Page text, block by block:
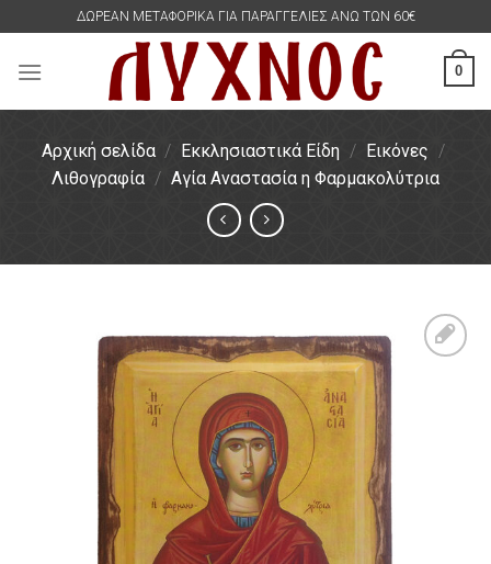
content
ΔΩΡΕΑΝ ΜΕΤΑΦΟΡΙΚΑ ΓΙΑ ΠΑΡΑΓΓΕΛΙΕΣ ΑΝΩ ΤΩΝ 60€
0
Αρχική σελίδα / Εκκλησιαστικά Είδη / Εικόνες /
Λιθογραφία / Αγία Αναστασία η Φαρμακολύτρια